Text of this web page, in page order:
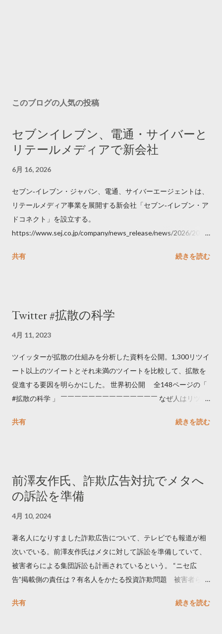
このブログの人気の投稿
セブンイレブン、電通・サイバーと
リテールメディアで新会社
6月 16, 2026
セブン‐イレブン・ジャパン、電通、サイバーエージェントは、
リテールメディア事業を展開する新会社「セブン‐イレブン・ア
ドコネクト」を設立する。
https://www.sej.co.jp/company/news_release/news/2026/2026
共有
続きを読む
Twitter #拡散の科学
4月 11, 2023
ツイッターが拡散の仕組みを分析した資料を公開。1,300リツイ
ート以上のツイートとそれ未満のツイートを比較して、拡散を
促進する要因を明らかにした。 世界初公開 全148ページの「
#拡散の科学 」 ￣￣￣￣￣￣￣￣￣￣￣￣￣￣ なぜ人はリツイ
学しました。 ー バズの目安は1300リツイート ー 人は16の熱量
トするのか？ https://marketing.twitter.com/ja/insights/kakusan
共有 続きを読む
前澤友作氏、詐欺広告対抗でメタへ
の訴訟を準備
4月 10, 2024
著名人になりすました詐欺広告について、テレビでも報道が相
次いでいる。前澤友作氏はメタに対して訴訟を準備していて、
被害者らによる集団訴訟も計画されているという。 “ニセ広
告”掲載側の責任は？有名人をかたる投資詐欺問題 被害者らが
https://newsdig.tbs.co.jp/articles/-/1091835 なぜなくならな
共有 続きを読む